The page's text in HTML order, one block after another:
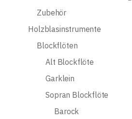
Zubehör
Holzblasinstrumente
Blockflöten
Alt Blockflöte
Garklein
Sopran Blockflöte
Barock